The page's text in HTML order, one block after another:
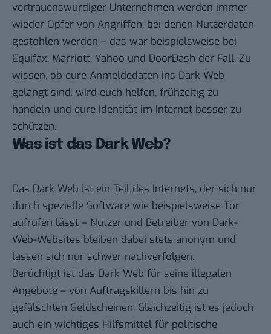
vertrauenswürdiger Unternehmen werden immer
wieder Opfer von Angriffen, bei denen Nutzerdaten
gestohlen werden – das war beispielsweise bei
Equifax, Marriott, Yahoo und DoorDash der Fall. Zu
wissen, ob eure Anmeldedaten ins Dark Web
gelangt sind, wird euch helfen, frühzeitig zu
handeln und eure Identität im Internet besser zu
schützen.
Was ist das Dark Web?
Das Dark Web ist ein Teil des Internets, der sich nur
durch spezielle Software wie beispielsweise Tor
aufrufen lässt – Nutzer und Betreiber von Dark-
Web-Websites bleiben dabei stets anonym und
lassen sich nur schwer nachverfolgen.
Berüchtigt ist das Dark Web für seine illegalen
Angebote – von Auftragskillern bis hin zu
gefälschten Geldscheinen. Gleichzeitig ist es jedoch
auch ein wichtiges Hilfsmittel für politische